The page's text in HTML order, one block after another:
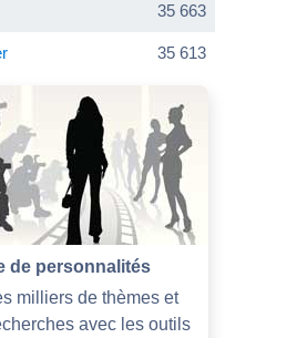
35 663
35 613
de personnalités
milliers de thèmes et
avec les outils